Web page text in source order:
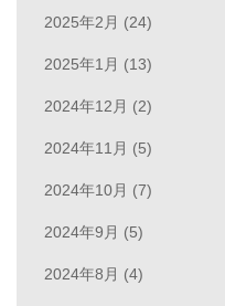
2025年2月 (24)
2025年1月 (13)
2024年12月 (2)
2024年11月 (5)
2024年10月 (7)
2024年9月 (5)
2024年8月 (4)